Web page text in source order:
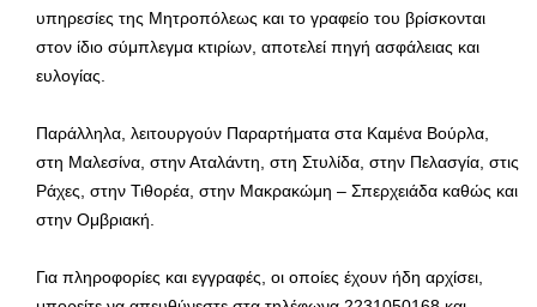
υπηρεσίες της Μητροπόλεως και το γραφείο του βρίσκονται
στον ίδιο σύμπλεγμα κτιρίων, αποτελεί πηγή ασφάλειας και
ευλογίας.
Παράλληλα, λειτουργούν Παραρτήματα στα Καμένα Βούρλα,
στη Μαλεσίνα, στην Αταλάντη, στη Στυλίδα, στην Πελασγία, στις
Ράχες, στην Τιθορέα, στην Μακρακώμη – Σπερχειάδα καθώς και
στην Ομβριακή.
Για πληροφορίες και εγγραφές, οι οποίες έχουν ήδη αρχίσει,